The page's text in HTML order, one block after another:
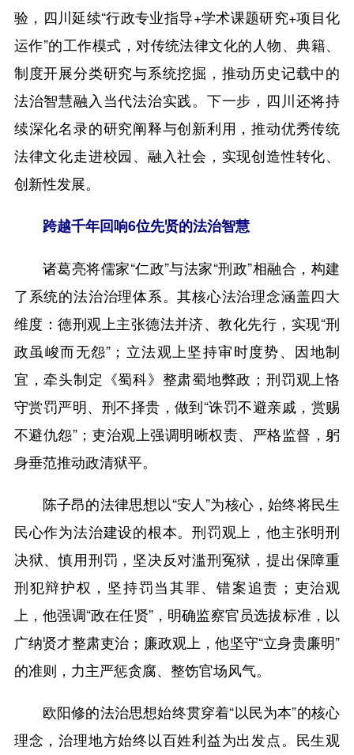
验，四川延续“行政专业指导+学术课题研究+项目化
运作”的工作模式，对传统法律文化的人物、典籍、
制度开展分类研究与系统挖掘，推动历史记载中的
法治智慧融入当代法治实践。下一步，四川还将持
续深化名录的研究阐释与创新利用，推动优秀传统
法律文化走进校园、融入社会，实现创造性转化、
创新性发展。
跨越千年回响6位先贤的法治智慧
诸葛亮将儒家“仁政”与法家“刑政”相融合，构建
了系统的法治治理体系。其核心法治理念涵盖四大
维度：德刑观上主张德法并济、教化先行，实现“刑
政虽峻而无怨”；立法观上坚持审时度势、因地制
宜，牵头制定《蜀科》整肃蜀地弊政；刑罚观上恪
守赏罚严明、刑不择贵，做到“诛罚不避亲戚，赏赐
不避仇怨”；吏治观上强调明晰权责、严格监督，躬
身垂范推动政清狱平。
陈子昂的法律思想以“安人”为核心，始终将民生
民心作为法治建设的根本。刑罚观上，他主张明刑
决狱、慎用刑罚，坚决反对滥刑冤狱，提出保障重
刑犯辩护权，坚持罚当其罪、错案追责；吏治观
上，他强调“政在任贤”，明确监察官员选拔标准，以
广纳贤才整肃吏治；廉政观上，他坚守“立身贵廉明”
的准则，力主严惩贪腐、整饬官场风气。
欧阳修的法治思想始终贯穿着“以民为本”的核心
理念，治理地方始终以百姓利益为出发点。民生观